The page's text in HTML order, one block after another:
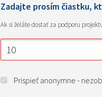
Zadajte prosím čiastku,
Ak si želáte dostať za podporu
Prispieť anonymne -